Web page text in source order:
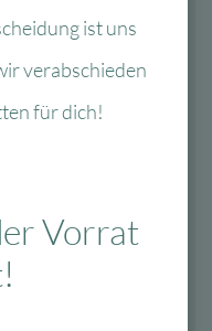
ist uns
verabschieden
für dich!
Vorrat